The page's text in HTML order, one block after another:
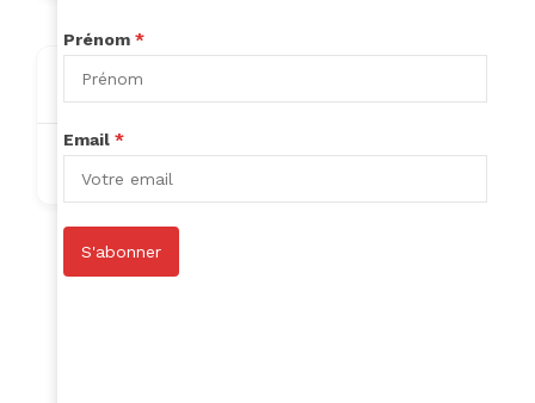
About
Nothing to show!
Prénom *
Email *
S'abonner